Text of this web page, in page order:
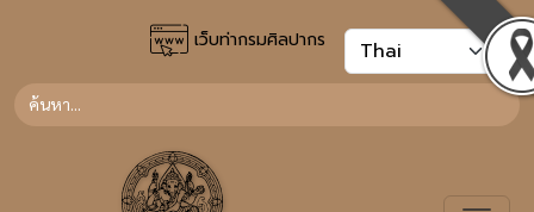
เว็บท่ากรมศิลปากร